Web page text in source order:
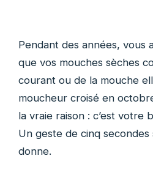
Pendant des années,
que vos mouches sèches
courant ou de la mouche
moucheur croisé en
la vraie raison : c’est votre
Un geste de cinq
donne.